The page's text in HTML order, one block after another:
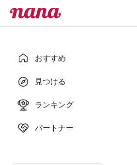
おすすめ
見つける
ランキング
パートナー